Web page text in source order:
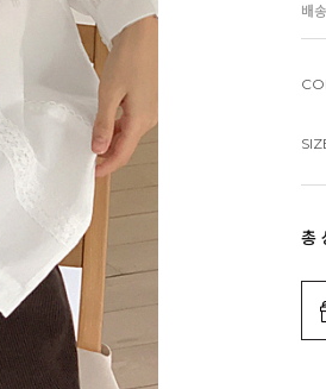
배
총